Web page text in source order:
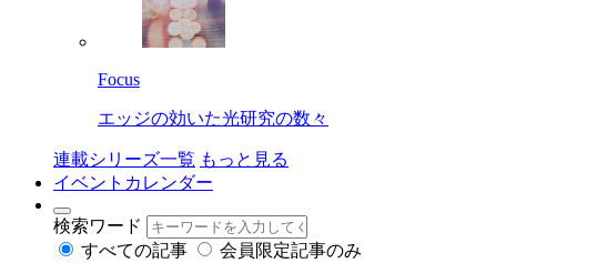
Focus
エッジの効いた光研究の数々
連載シリーズ一覧 もっと見る
イベントカレンダー
検索ワード
すべての記事
会員限定記事のみ